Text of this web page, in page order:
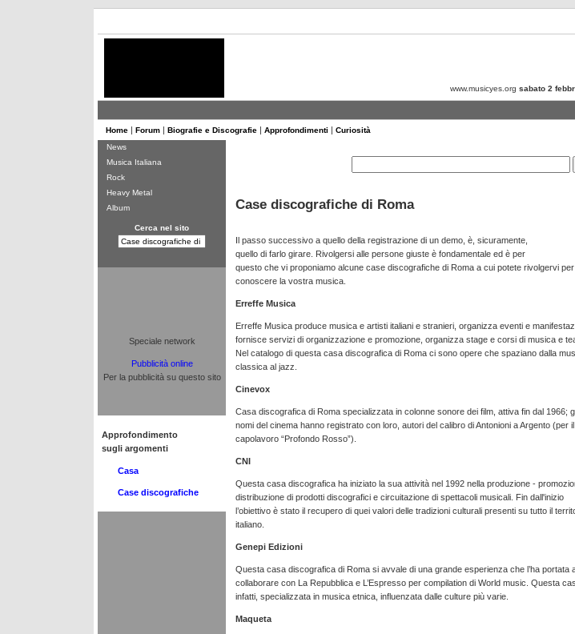
www.musicyes.org sabato 2
Home | Forum | Biografie e Discografie | Approfondimenti | Curiosità
News
Musica Italiana
Rock
Heavy Metal
Album
Cerca nel sito
Speciale network
Pubblicità online
Per la pubblicità su questo sito
Approfondimento
sugli argomenti
Casa
Case discografiche
Case discografiche di Roma
Il passo successivo a quello della registrazione di un demo, è, sicuramente,
quello di farlo girare. Rivolgersi alle persone giuste è fondamentale ed è per
questo che vi proponiamo alcune case discografiche di Roma a cui potete rivolgervi
conoscere la vostra musica.
Erreffe Musica
Erreffe Musica produce musica e artisti italiani e stranieri, organizza eventi e
fornisce servizi di organizzazione e promozione, organizza stage e corsi di musica e
Nel catalogo di questa casa discografica di Roma ci sono opere che spaziano dalla
classica al jazz.
Cinevox
Casa discografica di Roma specializzata in colonne sonore dei film, attiva fin dal 1966;
nomi del cinema hanno registrato con loro, autori del calibro di Antonioni a Argento (per
capolavoro “Profondo Rosso”).
CNI
Questa casa discografica ha iniziato la sua attività nel 1992 nella produzione -
distribuzione di prodotti discografici e circuitazione di spettacoli musicali. Fin dall'inizio
l’obiettivo è stato il recupero di quei valori delle tradizioni culturali presenti su tutto il
italiano.
Genepi Edizioni
Questa casa discografica di Roma si avvale di una grande esperienza che l’ha portata
collaborare con La Repubblica e L’Espresso per compilation di World music. Questa
infatti, specializzata in musica etnica, influenzata dalle culture più varie.
Maqueta